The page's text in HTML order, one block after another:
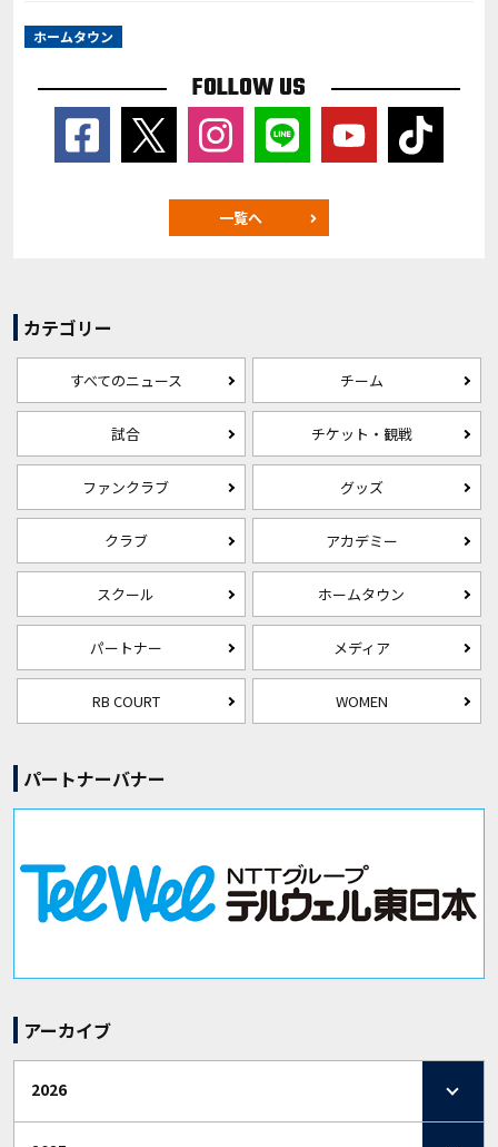
ホームタウン
FOLLOW US
一覧へ
カテゴリー
すべてのニュース チーム
試合 チケット・観戦
ファンクラブ グッズ
クラブ アカデミー
スクール ホームタウン
パートナー メディア
RB COURT WOMEN
パートナーバナー
アーカイブ
2026